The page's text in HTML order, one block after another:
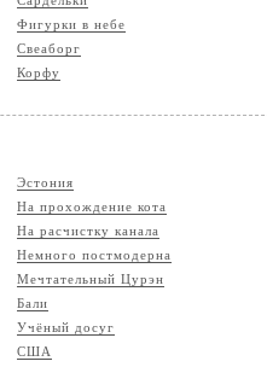
Фигурки в небе
Свеаборг
Корфу
Эстония
На прохождение кота
На расчистку канала
Немного постмодерна
Мечтательный Цурэн
Бали
Учёный досуг
США